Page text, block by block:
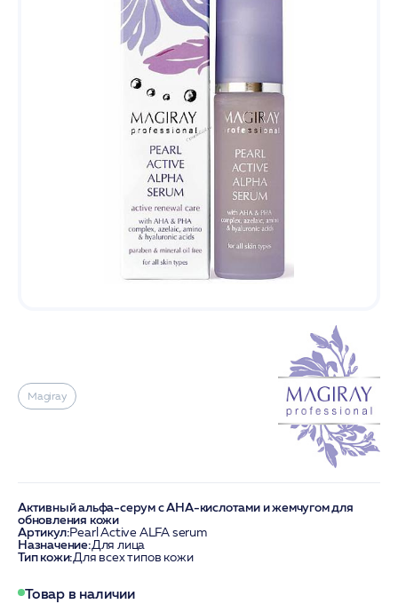
Magiray
Активный альфа-серум с AHA-кислотами и жемчугом для
обновления кожи
Артикул:Pearl Active ALFA serum
Назначение:Для лица
Тип кожи:Для всех типов кожи
Товар в наличии